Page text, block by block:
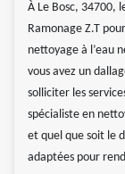
À Le Bosc, 34700,
Ramonage Z.T
nettoyage à l’eau
vous avez un
solliciter les
spécialiste en
et quel que soit le
adaptées pour